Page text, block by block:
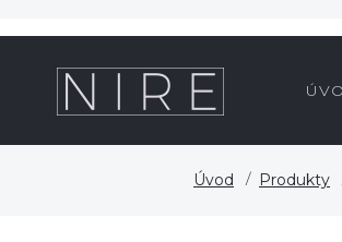
Úvod Produkty